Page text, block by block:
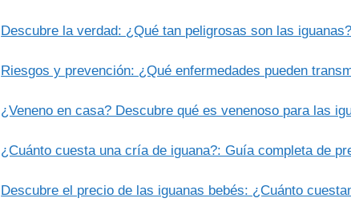
Descubre la verdad: ¿Qué tan peligrosas son las iguanas?
Riesgos y prevención: ¿Qué enfermedades pueden
¿Veneno en casa? Descubre qué es venenoso para las
¿Cuánto cuesta una cría de iguana?: Guía completa de
Descubre el precio de las iguanas bebés: ¿Cuánto